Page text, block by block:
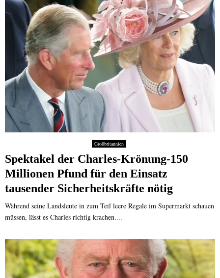
Großbritannien
Spektakel der Charles-Krönung-150
Millionen Pfund für den Einsatz
tausender Sicherheitskräfte nötig
Während seine Landsleute in zum Teil leere Regale im Supermarkt schauen
müssen, lässt es Charles richtig krachen....